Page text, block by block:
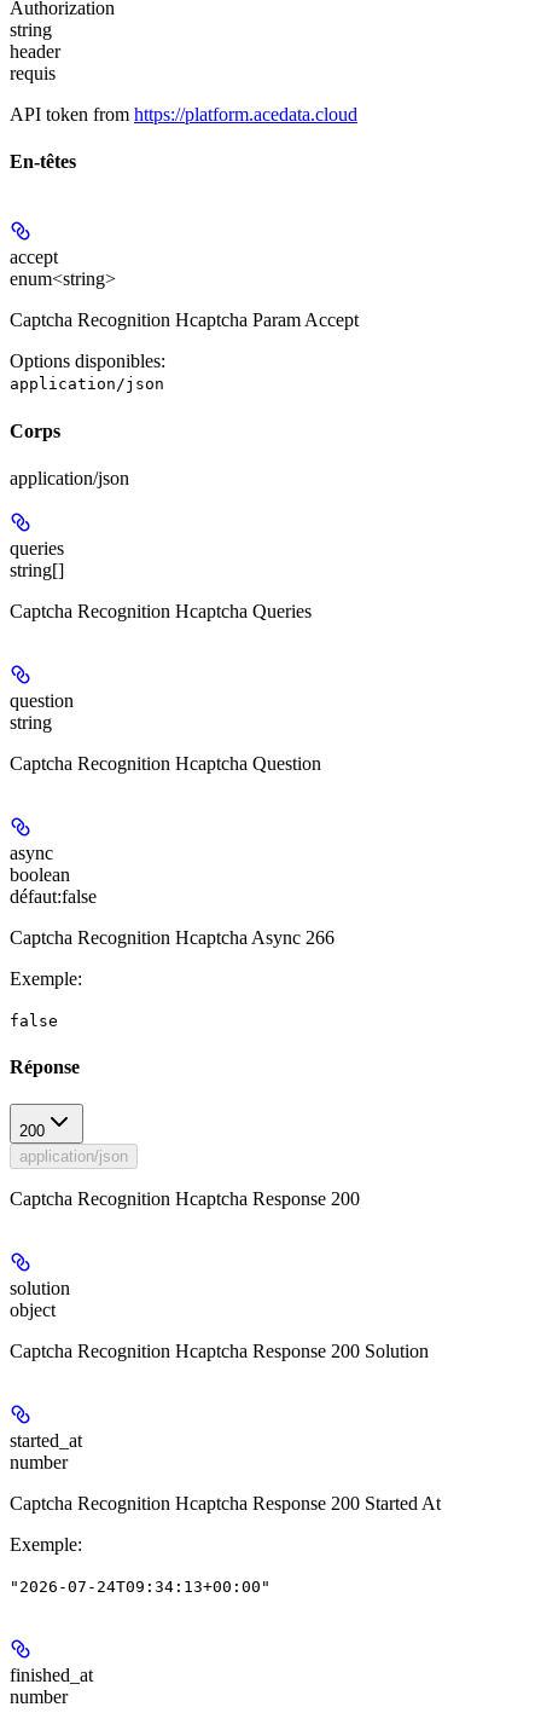
Authorization
string
header
requis
API token from https://platform.acedata.cloud
En-têtes
accept
enum<string>
Captcha Recognition Hcaptcha Param Accept
Options disponibles:
application/json
Corps
application/json
queries
string[]
Captcha Recognition Hcaptcha Queries
question
string
Captcha Recognition Hcaptcha Question
async
boolean
défaut:false
Captcha Recognition Hcaptcha Async 266
Exemple:
false
Réponse
200
application/json
Captcha Recognition Hcaptcha Response 200
solution
object
Captcha Recognition Hcaptcha Response 200 Solution
started_at
number
Captcha Recognition Hcaptcha Response 200 Started At
Exemple:
"2026-07-24T09:34:13+00:00"
finished_at
number